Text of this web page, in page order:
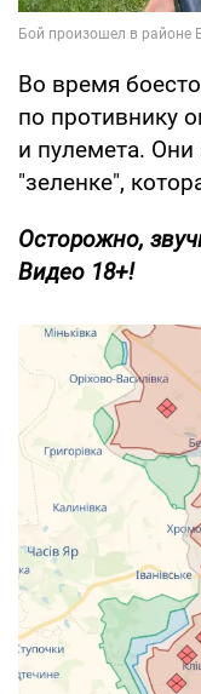
Во время
по противнику
и пулемета. Они
"зеленке",
Осторожно,
Видео 18+!